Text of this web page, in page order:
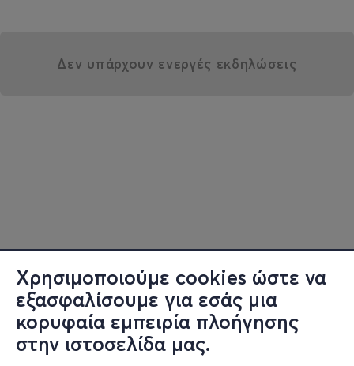
Χρησιμοποιούμε cookies ώστε να
εξασφαλίσουμε για εσάς μια
κορυφαία εμπειρία πλοήγησης
στην ιστοσελίδα μας.
Δεν υπάρχουν ενεργές εκδηλώσεις